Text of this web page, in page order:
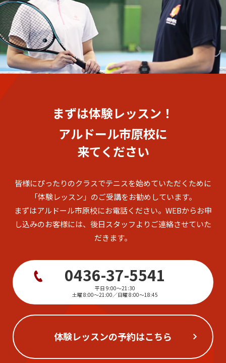
まずは体験レッスン！
アルドール市原校に
来てください
皆様にぴったりのクラスでテニスを始めていただくために
「体験レッスン」のご受講をお勧めしています。
まずはアルドール市原校にお電話ください。 WEBからお申
し込みのお客様には、後日スタッフよりご連絡させていた
だきます。
0436-37-5541
平日 9:00〜21:30
土曜 8:00〜21:00／日曜 8:00〜18:45
体験レッスンの予約はこちら